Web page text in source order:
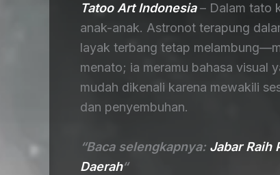
Tatoo Art Indonesia– Dalam tato
anak-anak. Astronot terapung
layak terbang tetap
menato; ia meramu bahasa visual
mudah dikenali karena mewakili
dan penyembuhan.
“Baca selengkapnya: Jabar Raih
Daerah“